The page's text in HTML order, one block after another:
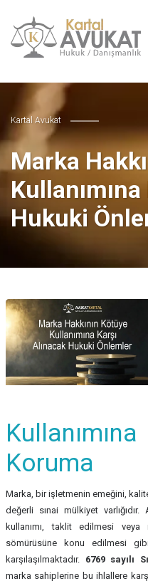
Kartal Avukat
Marka
Hukuki
Koruma
Marka, bir işletmenin emeğini,
değerli sınai mülkiyet
kullanımı, taklit edilmesi veya
sömürüsüne konu edilmesi
karşılaşılmaktadır. 6769 sayılı
marka sahiplerine bu ihlallere